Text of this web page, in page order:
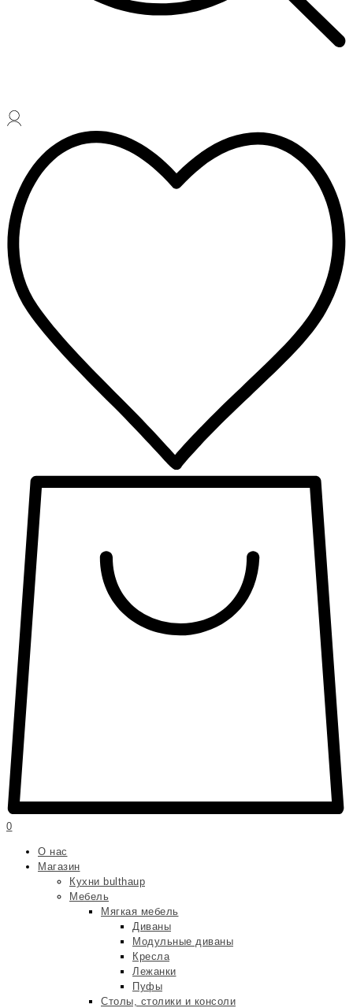
0
О нас
Магазин
Кухни bulthaup
Мебель
Мягкая мебель
Диваны
Модульные диваны
Кресла
Лежанки
Пуфы
Столы, столики и консоли